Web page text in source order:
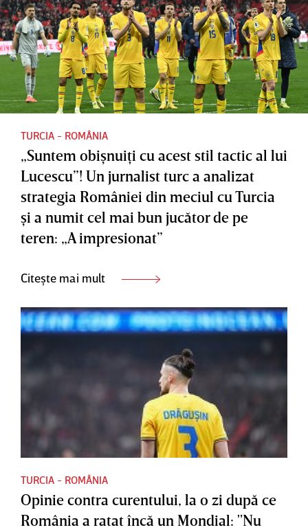
TURCIA - ROMÂNIA
„Suntem obişnuiţi cu acest stil tactic al lui
Lucescu”! Un jurnalist turc a analizat
strategia României din meciul cu Turcia
şi a numit cel mai bun jucător de pe
teren: „A impresionat”
Citește mai mult
TURCIA - ROMÂNIA
Opinie contra curentului, la o zi după ce
România a ratat încă un Mondial: "Nu